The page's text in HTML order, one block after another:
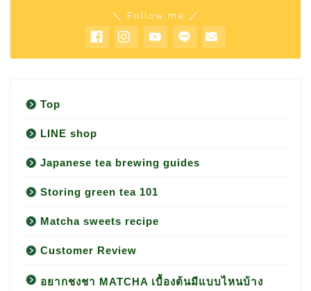
＼ Follow me ／
Top
LINE shop
Japanese tea brewing guides
Storing green tea 101
Matcha sweets recipe
Customer Review
อยากชงชา MATCHA เบื้องต้นมีแบบไหนบ้าง